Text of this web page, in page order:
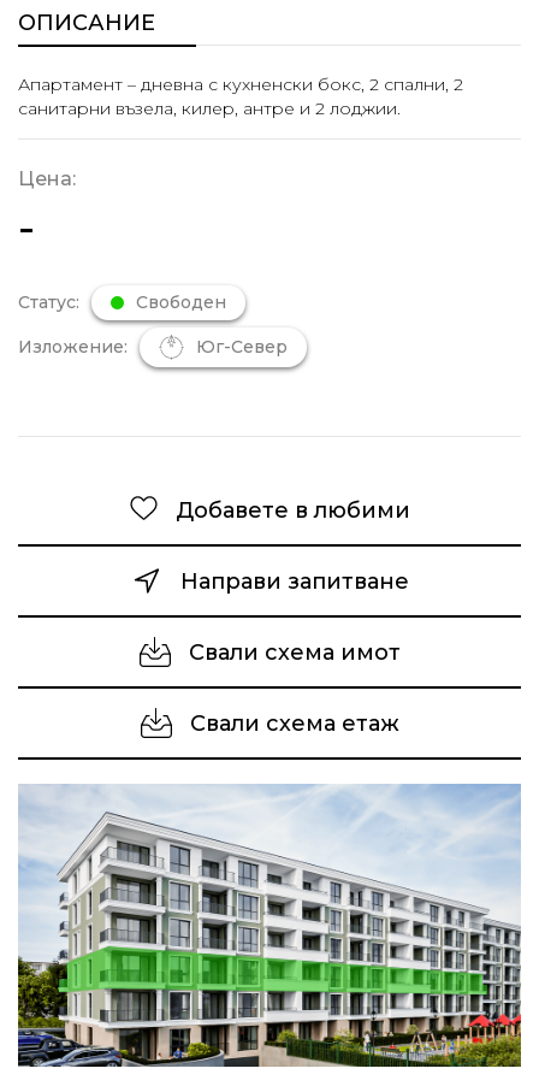
ОПИСАНИЕ
Апартамент – дневна с кухненски бокс, 2 спални, 2
санитарни възела, килер, антре и 2 лоджии.
Цена:
-
Статус: Свободен
Изложение: Юг-Север
Добавете в любими
Направи запитване
Свали схема имот
Свали схема етаж